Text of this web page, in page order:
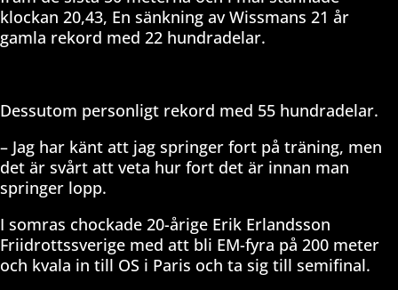
klockan 20,43, En sänkning av Wissmans 21 år
gamla rekord med 22 hundradelar.
Dessutom personligt rekord med 55 hundradelar.
– Jag har känt att jag springer fort på träning, men
det är svårt att veta hur fort det är innan man
springer lopp.
I somras chockade 20-årige Erik Erlandsson
Friidrottssverige med att bli EM-fyra på 200 meter
och kvala in till OS i Paris och ta sig till semifinal.